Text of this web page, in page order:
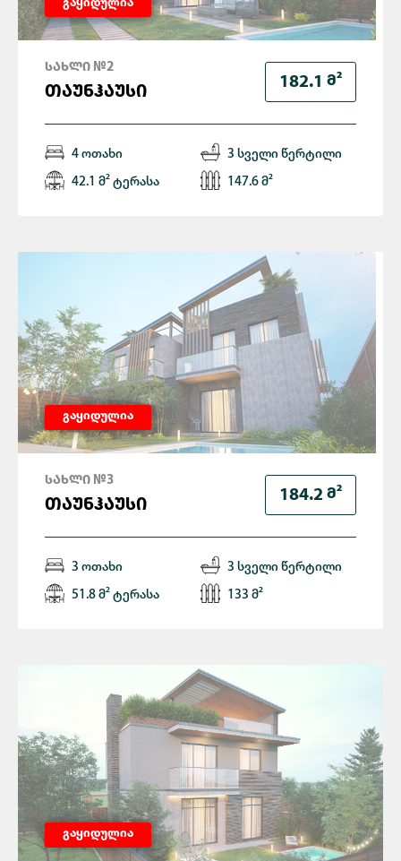
გაყიდულია
182.1 Მ²
ᲡᲐᲮᲚᲘ №2
ᲗᲐᲣᲜᲰᲐᲣᲡᲘ
4 ოთახი 3 სველი წერტილი
42.1 მ² ტერასა 147.6 მ²
გაყიდულია
184.2 Მ²
ᲡᲐᲮᲚᲘ №3
ᲗᲐᲣᲜᲰᲐᲣᲡᲘ
3 ოთახი 3 სველი წერტილი
51.8 მ² ტერასა 133 მ²
გაყიდულია